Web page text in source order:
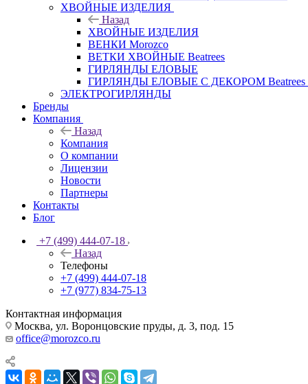
ХВОЙНЫЕ ИЗДЕЛИЯ
Назад
ХВОЙНЫЕ ИЗДЕЛИЯ
ВЕНКИ Morozco
ВЕТКИ ХВОЙНЫЕ Beatrees
ГИРЛЯНДЫ ЕЛОВЫЕ
ГИРЛЯНДЫ ЕЛОВЫЕ С ДЕКОРОМ Beatrees
ЭЛЕКТРОГИРЛЯНДЫ
Бренды
Компания
Назад
Компания
О компании
Лицензии
Новости
Партнеры
Контакты
Блог
+7 (499) 444-07-18
Назад
Телефоны
+7 (499) 444-07-18
+7 (977) 834-75-13
Контактная информация
Москва, ул. Воронцовские пруды, д. 3, под. 15
office@morozco.ru